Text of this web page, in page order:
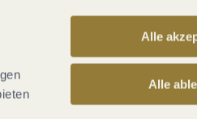
Alle
Alle
Vertrag